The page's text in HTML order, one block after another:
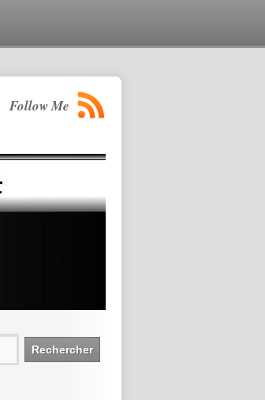
Follow Me